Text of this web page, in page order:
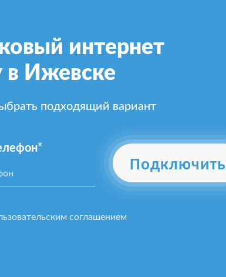
интернет
в Ижевске
подходящий вариант
Подключить
соглашением